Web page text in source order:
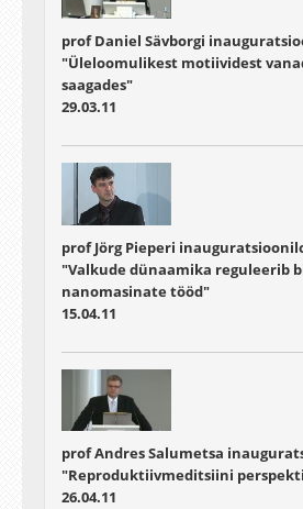
prof Daniel Sävborgi
"Üleloomulikest motiividest
saagades"
29.03.11
prof Jörg Pieperi
"Valkude dünaamika reguleerib
nanomasinate tööd"
15.04.11
prof Andres Salumetsa
"Reproduktiivmeditsiini
26.04.11